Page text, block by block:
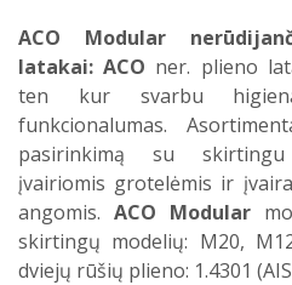
ACO Modular
latakai: ACO ner. plieno
ten kur svarbu
funkcionalumas.
pasirinkimą su
įvairiomis grotelėmis ir
angomis. ACO Modular
skirtingų modelių: M20,
dviejų rūšių plieno: 1.4301